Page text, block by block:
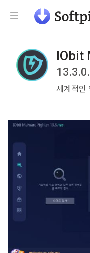
IObit
세계적인